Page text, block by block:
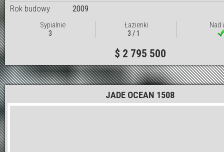
Rok budowy
2009
Sypialnie
3
Łazienki
3 / 1
Nad
$ 2 795 500
JADE OCEAN 1508